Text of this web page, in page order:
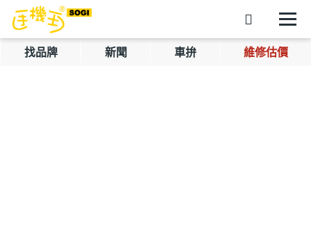
找品牌 新聞 車拚 維修估價